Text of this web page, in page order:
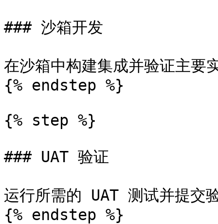
### 沙箱开发
在沙箱中构建集成并验证主要
{% endstep %}
{% step %}
### UAT 验证
运行所需的 UAT 测试并提交
{% endstep %}